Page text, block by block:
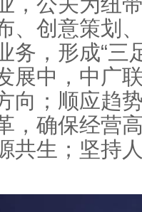
、创意策划
务，形成“三
展中，中广
向；顺应趋
，确保经营
共生；坚持